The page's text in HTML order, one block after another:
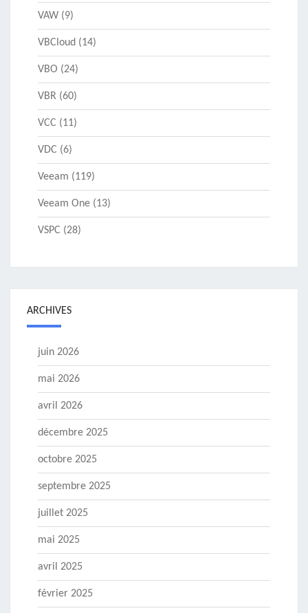
VAW (9)
VBCloud (14)
VBO (24)
VBR (60)
VCC (11)
VDC (6)
Veeam (119)
Veeam One (13)
VSPC (28)
ARCHIVES
juin 2026
mai 2026
avril 2026
décembre 2025
octobre 2025
septembre 2025
juillet 2025
mai 2025
avril 2025
février 2025